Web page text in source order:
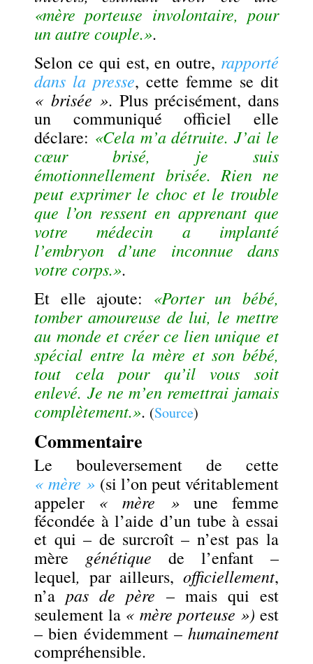
«mère porteuse involontaire, pour
un autre couple.».
Selon ce qui est, en outre, rapporté
dans la presse, cette femme se dit
« brisée ». Plus précisément, dans
un communiqué officiel elle
déclare: «Cela m’a détruite. J’ai le
cœur brisé, je suis
émotionnellement brisée. Rien ne
peut exprimer le choc et le trouble
que l’on ressent en apprenant que
votre médecin a implanté
l’embryon d’une inconnue dans
votre corps.».
Et elle ajoute: «Porter un bébé,
tomber amoureuse de lui, le mettre
au monde et créer ce lien unique et
spécial entre la mère et son bébé,
tout cela pour qu’il vous soit
enlevé. Je ne m’en remettrai jamais
complètement.». (Source)
Commentaire
Le bouleversement de cette
« mère » (si l’on peut véritablement
appeler « mère »une femme
fécondée à l’aide d’un tube à essai
et qui – de surcroît – n’est pas la
mèregénétique de l’enfant –
lequel, par ailleurs, officiellement,
n’apas de père – mais qui est
seulement la « mère porteuse ») est
– bien évidemment – humainement
compréhensible.